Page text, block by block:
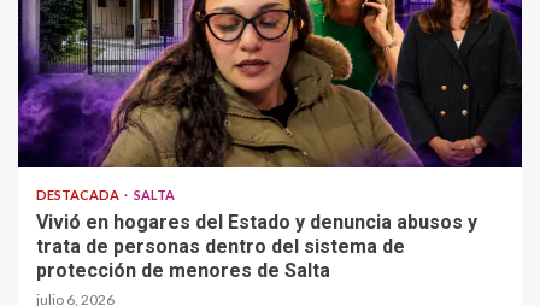
DESTACADA SALTA
Vivió en hogares del Estado y denuncia abusos y
trata de personas dentro del sistema de
protección de menores de Salta
julio 6, 2026